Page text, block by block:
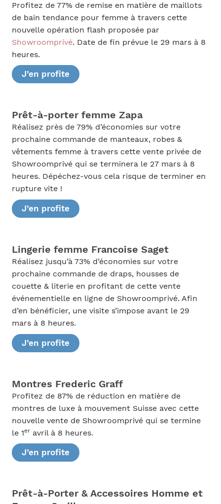
Profitez de 77% de remise en matière de maillots
de bain tendance pour femme à travers cette
nouvelle opération flash proposée par
Showroomprivé. Date de fin prévue le 29 mars à 8
heures.
J’en profite
Prêt-à-porter femme Zapa
Réalisez près de 79% d’économies sur votre
prochaine commande de manteaux, robes &
vêtements femme à travers cette vente privée de
Showroomprivé qui se terminera le 27 mars à 8
heures. Dépéchez-vous cela risque de terminer en
rupture vite !
J’en profite
Lingerie femme Francoise Saget
Réalisez jusqu’à 73% d’économies sur votre
prochaine commande de draps, housses de
couette & literie en profitant de cette vente
événementielle en ligne de Showroomprivé. Afin
d’en bénéficier, une visite s’impose avant le 29
mars à 8 heures.
J’en profite
Montres Frederic Graff
Profitez de 87% de réduction en matière de
montres de luxe à mouvement Suisse avec cette
nouvelle vente de Showroomprivé qui se termine
le 1eravril à 8 heures.
J’en profite
Prêt-à-Porter & Accessoires Homme et